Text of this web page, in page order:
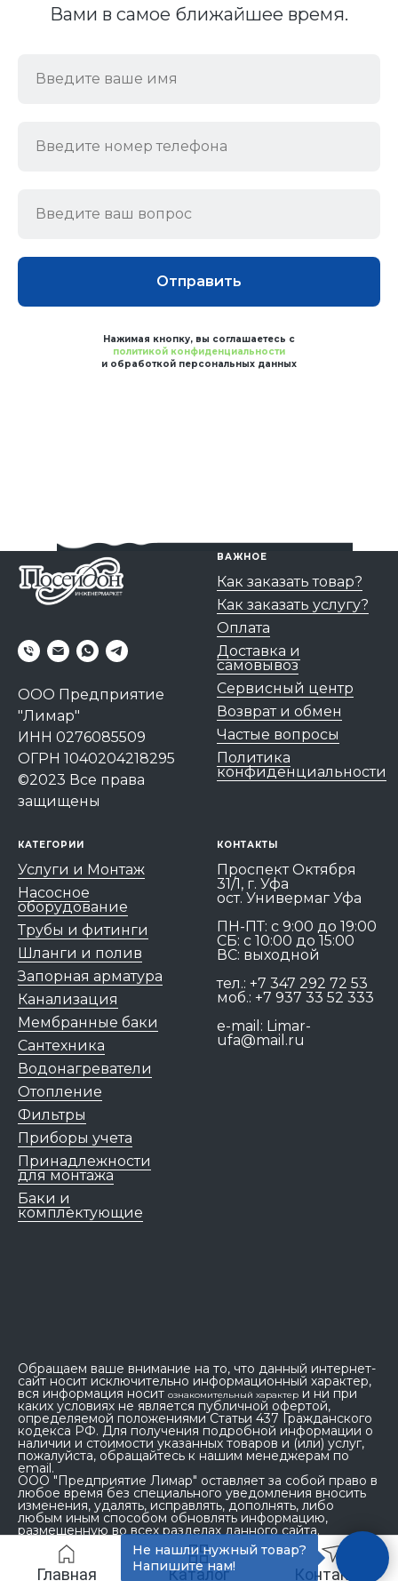
Не нашли нужный товар?
Напишите нам!
Вами в самое ближайшее время.
Отправить
Нажимая кнопку, вы соглашаетесь с
политикой конфиденциальности
и обработкой персональных данных
Главная Каталог Контакты
ООО Предприятие
"Лимар"
ИНН 0276085509
ОГРН 1040204218295
©2023 Все права
защищены
ВАЖНОЕ
Как заказать товар?
Как заказать услугу?
Оплата
Доставка и
самовывоз
Сервисный центр
Возврат и обмен
Частые вопросы
Политика
конфиденциальности
КАТЕГОРИИ
Услуги и Монтаж
Насосное
оборудование
Трубы и фитинги
Шланги и полив
Запорная арматура
Канализация
Мембранные баки
Сантехника
Водонагреватели
Отопление
Фильтры
Приборы учета
Принадлежности
для монтажа
Баки и
комплектующие
КОНТАКТЫ
Проспект Октября
31/1, г. Уфа
ост. Универмаг Уфа
ПН-ПТ: c 9:00 до 19:00
СБ: с 10:00 до 15:00
ВС: выходной
тел.: +7 347 292 72 53
моб.: +7 937 33 52 333
e-mail: Limar-
ufa@mail.ru
Обращаем ваше внимание на то, что данный интернет-
сайт носит исключительно информационный характер,
вся информация носит ознакомительный характер и ни при
каких условиях не является публичной офертой,
определяемой положениями Статьи 437 Гражданского
кодекса РФ. Для получения подробной информации о
наличии и стоимости указанных товаров и (или) услуг,
пожалуйста, обращайтесь к нашим менеджерам по
email.
ООО "Предприятие Лимар" оставляет за собой право в
любое время без специального уведомления вносить
изменения, удалять, исправлять, дополнять, либо
любым иным способом обновлять информацию,
размещенную во всех разделах данного сайта.